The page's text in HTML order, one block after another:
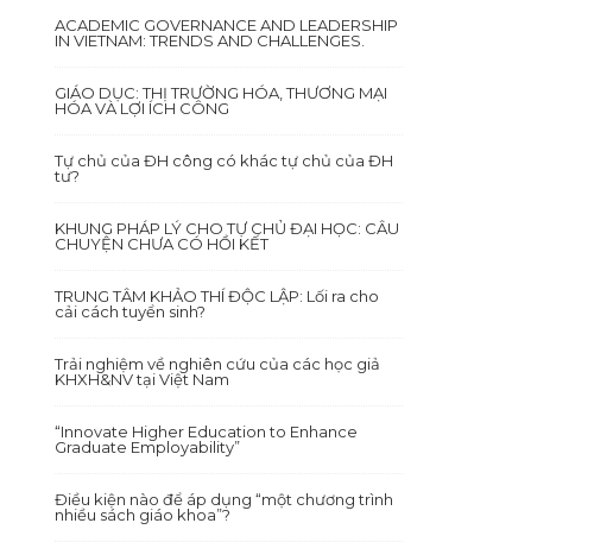
ACADEMIC GOVERNANCE AND LEADERSHIP
IN VIETNAM: TRENDS AND CHALLENGES.
GIÁO DỤC: THỊ TRƯỜNG HÓA, THƯƠNG MẠI
HÓA VÀ LỢI ÍCH CÔNG
Tự chủ của ĐH công có khác tự chủ của ĐH
tư?
KHUNG PHÁP LÝ CHO TỰ CHỦ ĐẠI HỌC: CÂU
CHUYỆN CHƯA CÓ HỒI KẾT
TRUNG TÂM KHẢO THÍ ĐỘC LẬP: Lối ra cho
cải cách tuyển sinh?
Trải nghiệm về nghiên cứu của các học giả
KHXH&NV tại Việt Nam
“Innovate Higher Education to Enhance
Graduate Employability”
Điều kiện nào để áp dụng “một chương trình
nhiều sách giáo khoa”?